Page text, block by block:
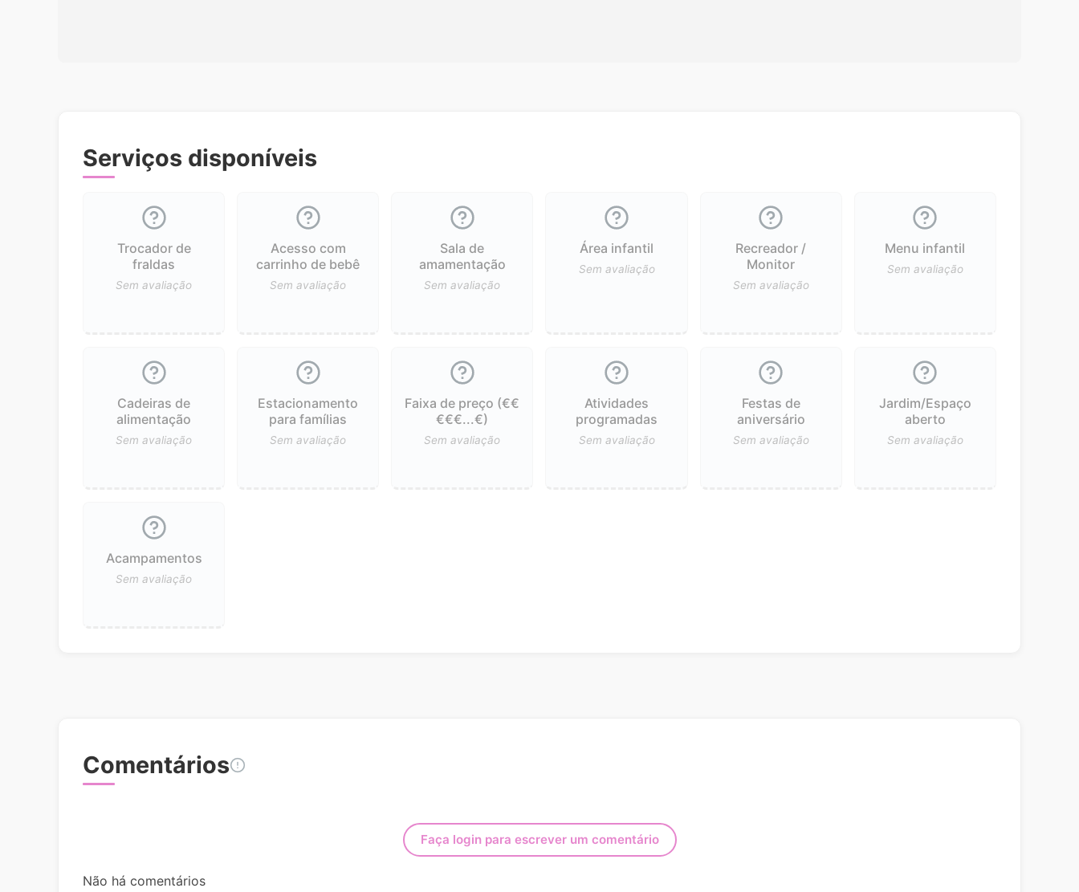
Serviços disponíveis
Trocador de
fraldas
Sem avaliação
Acesso com
carrinho de bebê
Sem avaliação
Sala de
amamentação
Sem avaliação
Área infantil
Sem avaliação
Recreador /
Monitor
Sem avaliação
Menu infantil
Sem avaliação
Cadeiras de
alimentação
Sem avaliação
Estacionamento
para famílias
Sem avaliação
Faixa de preço (€€
€€€...€)
Sem avaliação
Atividades
programadas
Sem avaliação
Festas de
aniversário
Sem avaliação
Jardim/Espaço
aberto
Sem avaliação
Acampamentos
Sem avaliação
Comentários
Faça login para escrever um comentário
Não há comentários